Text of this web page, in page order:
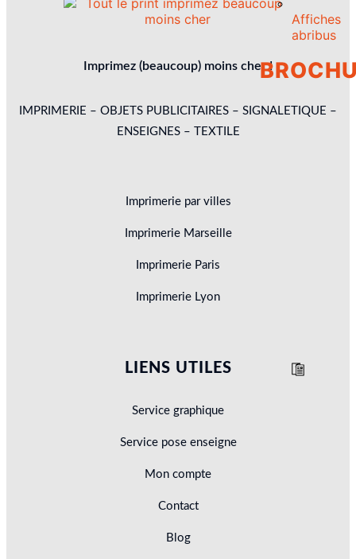
Affiches
abribus
Imprimez (beaucoup) moins cher !
IMPRIMERIE – OBJETS PUBLICITAIRES – SIGNALETIQUE –
ENSEIGNES – TEXTILE
Imprimerie par villes
Imprimerie Marseille
Imprimerie Paris
Imprimerie Lyon
LIENS UTILES
Service graphique
Service pose enseigne
Mon compte
Contact
Blog